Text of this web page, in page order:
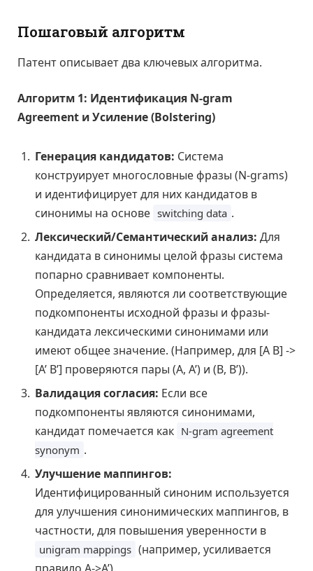
Пошаговый алгоритм
Патент описывает два ключевых алгоритма.
Алгоритм 1: Идентификация N-gram
Agreement и Усиление (Bolstering)
Генерация кандидатов: Система
конструирует многословные фразы (N-grams)
и идентифицирует для них кандидатов в
синонимы на основе switching data .
Лексический/Семантический анализ: Для
кандидата в синонимы целой фразы система
попарно сравнивает компоненты.
Определяется, являются ли соответствующие
подкомпоненты исходной фразы и фразы-
кандидата лексическими синонимами или
имеют общее значение. (Например, для [A B] ->
[A’ B’] проверяются пары (A, A’) и (B, B’)).
Валидация согласия: Если все
подкомпоненты являются синонимами,
кандидат помечается как N-gram agreement
synonym .
Улучшение маппингов:
Идентифицированный синоним используется
для улучшения синонимических маппингов, в
частности, для повышения уверенности в
unigram mappings (например, усиливается